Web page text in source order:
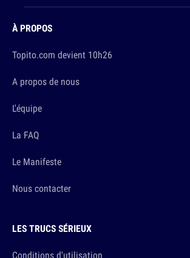
À PROPOS
Topito.com devient 10h26
A propos de nous
L'équipe
La FAQ
Le Manifeste
Nous contacter
LES TRUCS SÉRIEUX
Conditions d'utilisation